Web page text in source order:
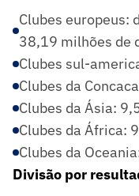
Clubes europeus:
38,19 milhões de
Clubes sul-
Clubes da
Clubes da Ásia:
Clubes da África:
Clubes da
Divisão por